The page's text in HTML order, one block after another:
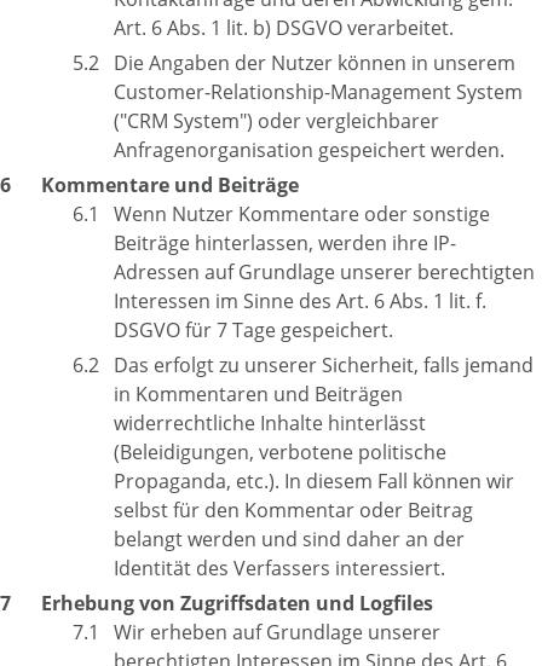
Art. 6 Abs. 1 lit. b) DSGVO verarbeitet.
Die Angaben der Nutzer können in unserem
Customer-Relationship-Management System
("CRM System") oder vergleichbarer
Anfragenorganisation gespeichert werden.
Kommentare und Beiträge
Wenn Nutzer Kommentare oder sonstige
Beiträge hinterlassen, werden ihre IP-
Adressen auf Grundlage unserer berechtigten
Interessen im Sinne des Art. 6 Abs. 1 lit. f.
DSGVO für 7 Tage gespeichert.
Das erfolgt zu unserer Sicherheit, falls jemand
in Kommentaren und Beiträgen
widerrechtliche Inhalte hinterlässt
(Beleidigungen, verbotene politische
Propaganda, etc.). In diesem Fall können wir
selbst für den Kommentar oder Beitrag
belangt werden und sind daher an der
Identität des Verfassers interessiert.
Erhebung von Zugriffsdaten und Logfiles
Wir erheben auf Grundlage unserer